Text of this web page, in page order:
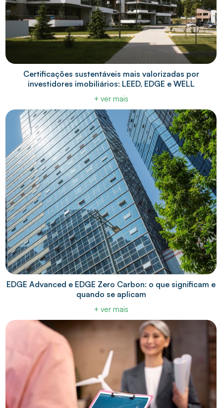
Certificações sustentáveis mais valorizadas por
investidores imobiliários: LEED, EDGE e WELL
+ ver mais
EDGE Advanced e EDGE Zero Carbon: o que significam e
quando se aplicam
+ ver mais